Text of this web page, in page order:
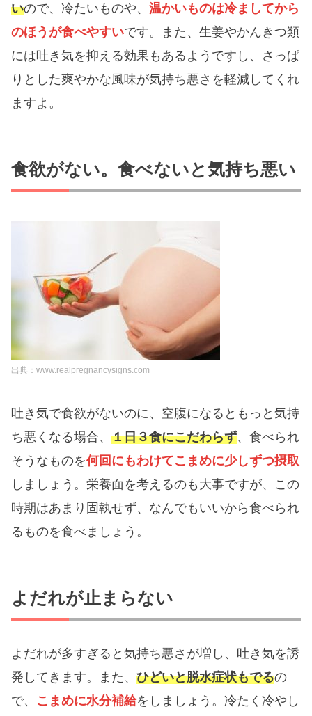
いので、冷たいものや、温かいものは冷ましてから
のほうが食べやすいです。また、生姜やかんきつ類
には吐き気を抑える効果もあるようですし、さっぱ
りとした爽やかな風味が気持ち悪さを軽減してくれ
ますよ。
食欲がない。食べないと気持ち悪い
出典：www.realpregnancysigns.com
吐き気で食欲がないのに、空腹になるともっと気持
ち悪くなる場合、１日３食にこだわらず、食べられ
そうなものを何回にもわけてこまめに少しずつ摂取
しましょう。栄養面を考えるのも大事ですが、この
時期はあまり固執せず、 なんでもいいから食べられ
るものを食べましょう。
よだれが止まらない
よだれが多すぎると気持ち悪さが増し、吐き気を誘
発してきます。また、ひどいと脱水症状もでるの
で、 こまめに水分補給をしましょう。冷たく冷やし